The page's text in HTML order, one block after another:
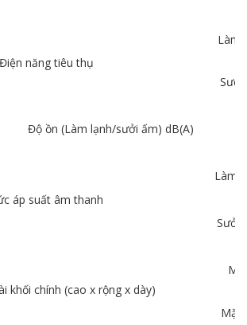
Điện năng tiêu thụ
Làm
Sưởi
Độ ồn (Làm lạnh/sưởi ấm) dB(A)
áp suất âm thanh
Làm
Sưởi
khối chính (cao x rộng x dày)
Mặt